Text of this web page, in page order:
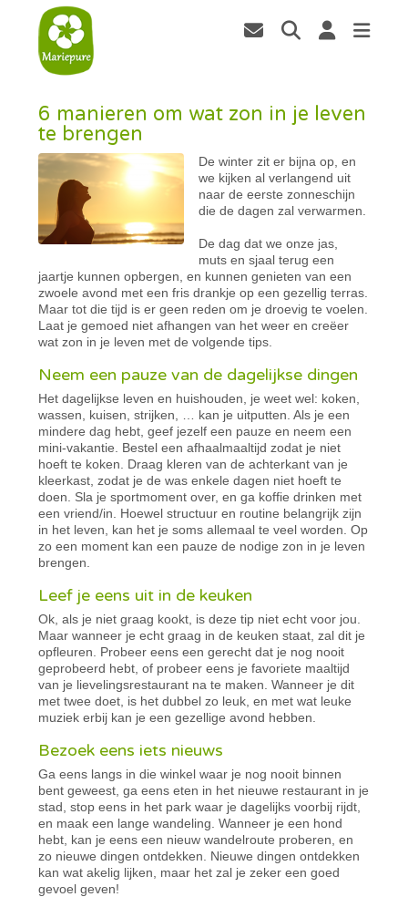
6 manieren om wat zon in je leven
te brengen
De winter zit er bijna op, en
we kijken al verlangend uit
naar de eerste zonneschijn
die de dagen zal verwarmen.
De dag dat we onze jas,
muts en sjaal terug een
jaartje kunnen opbergen, en kunnen genieten van een
zwoele avond met een fris drankje op een gezellig terras.
Maar tot die tijd is er geen reden om je droevig te voelen.
Laat je gemoed niet afhangen van het weer en creëer
wat zon in je leven met de volgende tips.
Neem een pauze van de dagelijkse dingen
Het dagelijkse leven en huishouden, je weet wel: koken,
wassen, kuisen, strijken, … kan je uitputten. Als je een
mindere dag hebt, geef jezelf een pauze en neem een
mini-vakantie. Bestel een afhaalmaaltijd zodat je niet
hoeft te koken. Draag kleren van de achterkant van je
kleerkast, zodat je de was enkele dagen niet hoeft te
doen. Sla je sportmoment over, en ga koffie drinken met
een vriend/in. Hoewel structuur en routine belangrijk zijn
in het leven, kan het je soms allemaal te veel worden. Op
zo een moment kan een pauze de nodige zon in je leven
brengen.
Leef je eens uit in de keuken
Ok, als je niet graag kookt, is deze tip niet echt voor jou.
Maar wanneer je echt graag in de keuken staat, zal dit je
opfleuren. Probeer eens een gerecht dat je nog nooit
geprobeerd hebt, of probeer eens je favoriete maaltijd
van je lievelingsrestaurant na te maken. Wanneer je dit
met twee doet, is het dubbel zo leuk, en met wat leuke
muziek erbij kan je een gezellige avond hebben.
Bezoek eens iets nieuws
Ga eens langs in die winkel waar je nog nooit binnen
bent geweest, ga eens eten in het nieuwe restaurant in je
stad, stop eens in het park waar je dagelijks voorbij rijdt,
en maak een lange wandeling. Wanneer je een hond
hebt, kan je eens een nieuw wandelroute proberen, en
zo nieuwe dingen ontdekken. Nieuwe dingen ontdekken
kan wat akelig lijken, maar het zal je zeker een goed
gevoel geven!